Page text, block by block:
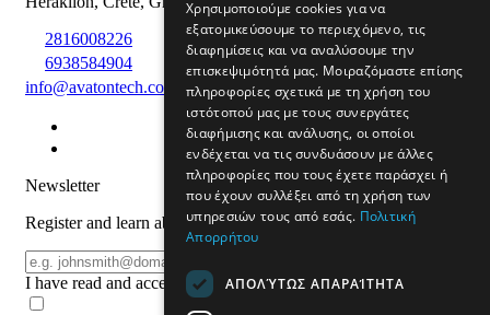
2816008226
6938584904
info@avatontech.com
Newsletter
Register and learn about products and offers
Email
I have read and accept the terms of use
Χρησιμοποιούμε cookies για να
εξατομικεύσουμε το περιεχόμενο, τις
διαφημίσεις και να αναλύσουμε την
επισκεψιμότητά μας. Μοιραζόμαστε επίσης
πληροφορίες σχετικά με τη χρήση του
ιστότοπού μας με τους συνεργάτες
διαφήμισης και ανάλυσης, οι οποίοι
ενδέχεται να τις συνδυάσουν με άλλες
πληροφορίες που τους έχετε παράσχει ή
που έχουν συλλέξει από τη χρήση των
υπηρεσιών τους από εσάς. Πολιτική
Απορρήτου
ΑΠΟΛΎΤΩΣ ΑΠΑΡΑΊΤΗΤΑ